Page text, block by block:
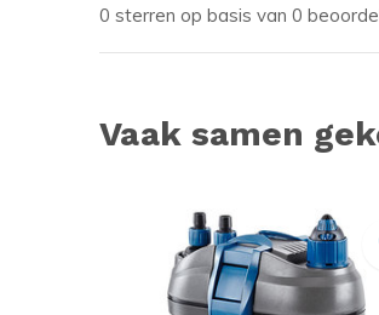
0 sterren op basis van 0
Vaak samen